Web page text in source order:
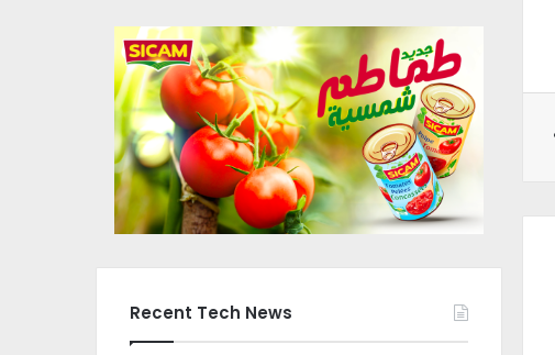
Recent Tech News